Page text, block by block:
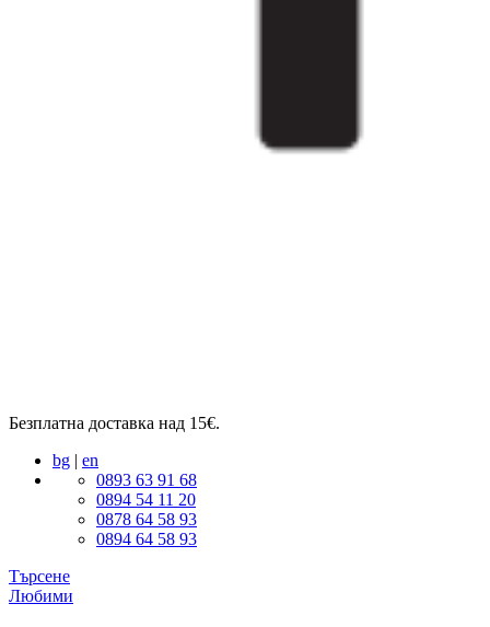
Безплатна доставка над 15€.
bg | en
0893 63 91 68
0894 54 11 20
0878 64 58 93
0894 64 58 93
Търсене
Любими